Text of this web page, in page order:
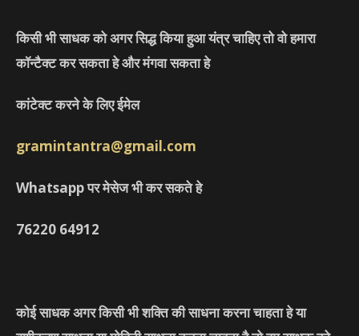
किसी भी साधक को अगर सिद्ध किया हुआ यंत्र चाहिए तो वो हमारा
कॉन्टैक्ट कर सकता हे और मंगवा सकता हे
कांटेक्ट करने के लिए ईमेल
gramintantra@gmail.com
Whatsapp पर मेसेज भी कर सकते हे
76220 64912
कोई साधक अगर किसी भी शक्ति की साधना करना चाहता हे या